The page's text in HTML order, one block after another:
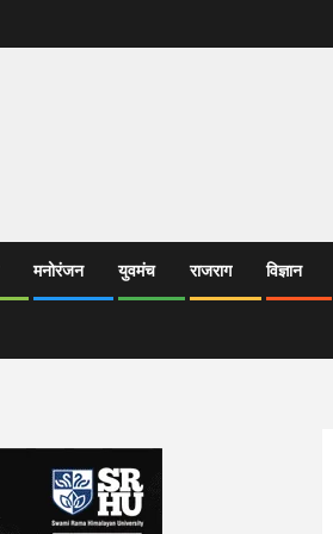
मनोरंजन युवमंच राजराग विज्ञान